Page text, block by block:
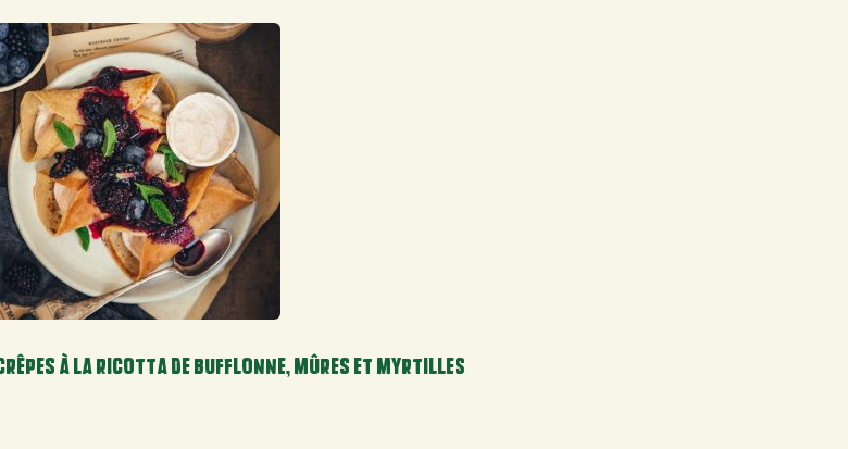
À LA RICOTTA DE BUFFLONNE, MÛRES ET MYRTILLES